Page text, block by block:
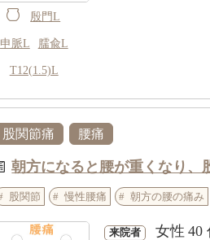
殷門L
申脈L 臑兪L
T12(1.5)L
股関節痛 腰痛
朝方になると腰が重くなり、
股関節 慢性腰痛 朝方の腰の痛み
来院者 女性 40